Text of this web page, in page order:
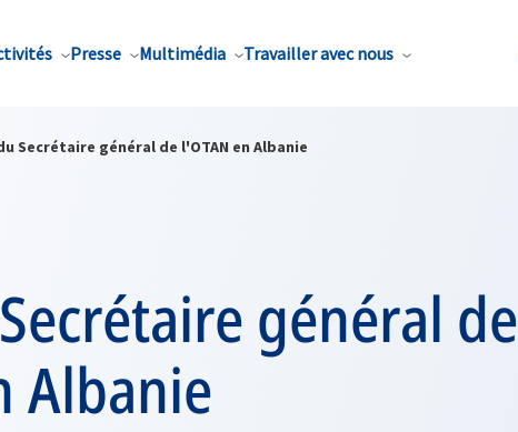
Presse Multimédia Travailler avec nous
Secrétaire général de l'OTAN en Albanie
général de
Albanie